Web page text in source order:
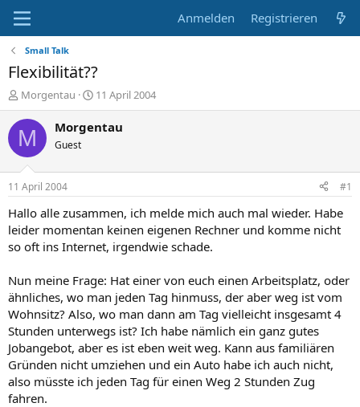
Anmelden Registrieren
Small Talk
Flexibilität??
E
r
s
t
e
r
Morgentau
E
r
s
t
a
11 April 2004
M Morgentau
Guest
11 April 2004 #1
Hallo alle zusammen, ich melde mich auch mal wieder. Habe
leider momentan keinen eigenen Rechner und komme nicht
so oft ins Internet, irgendwie schade.
Nun meine Frage: Hat einer von euch einen Arbeitsplatz, oder
ähnliches, wo man jeden Tag hinmuss, der aber weg ist vom
Wohnsitz? Also, wo man dann am Tag vielleicht insgesamt 4
Stunden unterwegs ist? Ich habe nämlich ein ganz gutes
Jobangebot, aber es ist eben weit weg. Kann aus familiären
Gründen nicht umziehen und ein Auto habe ich auch nicht,
also müsste ich jeden Tag für einen Weg 2 Stunden Zug
fahren.